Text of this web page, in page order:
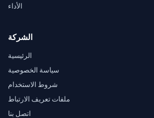
الأداء
الشركة
الرئيسية
سياسة الخصوصية
شروط الاستخدام
ملفات تعريف الارتباط
اتصل بنا